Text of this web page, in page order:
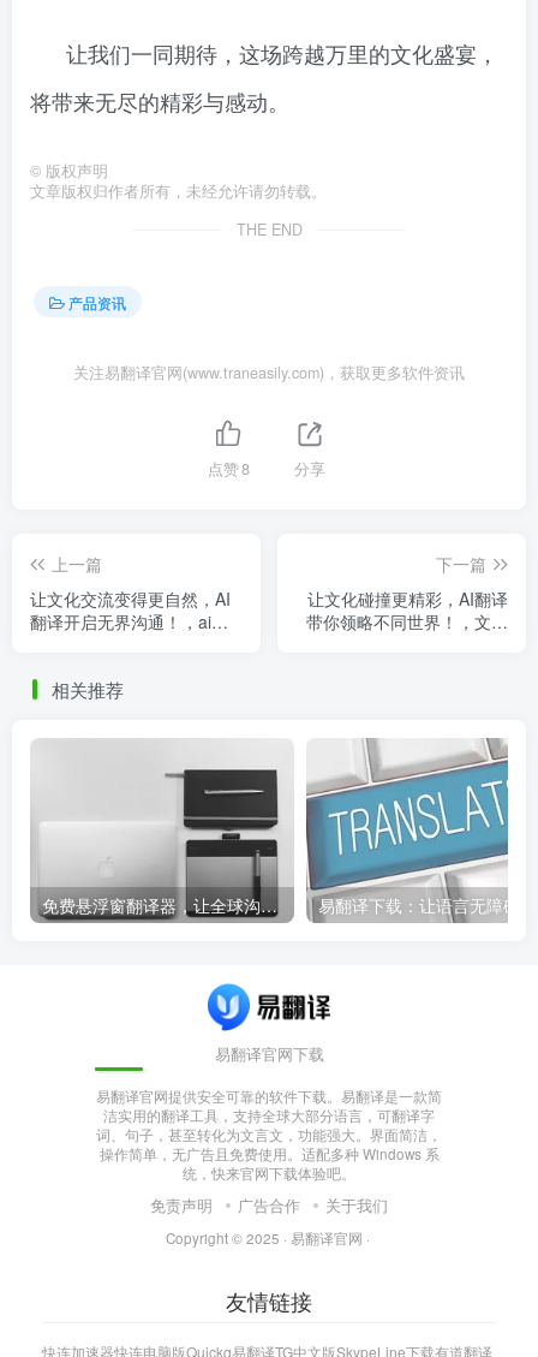
让我们一同期待，这场跨越万里的文化盛宴，
将带来无尽的精彩与感动。
© 版权声明
文章版权归作者所有，未经允许请勿转载。
THE END
产品资讯
关注易翻译官网(www.traneasily.com)，获取更多软件资讯
点赞8 分享
上一篇
让文化交流变得更自然，AI
翻译开启无界沟通！，ai翻
下一篇
让文化碰撞更精彩，AI翻译
带你领略不同世界！，文化
相关推荐
免费悬浮窗翻译器，让全球沟通无障碍！
易翻译官网下载
易翻译官网提供安全可靠的软件下载。易翻译是一款简
洁实用的翻译工具，支持全球大部分语言，可翻译字
词、句子，甚至转化为文言文，功能强大。界面简洁，
操作简单，无广告且免费使用。适配多种 Windows 系
统，快来官网下载体验吧。
免责声明 广告合作 关于我们
Copyright © 2025 · 易翻译官网 ·
友情链接
快连加速器快连电脑版Quickq易翻译TG中文版SkypeLine下载有道翻译